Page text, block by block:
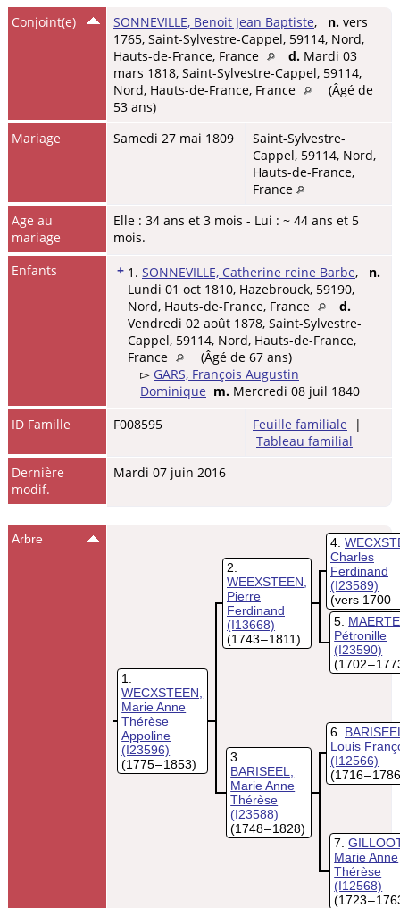
Conjoint(e) SONNEVILLE, Benoit Jean Baptiste, n. vers
1765, Saint-Sylvestre-Cappel, 59114, Nord,
Hauts-de-France, France
d. Mardi 03
mars 1818, Saint-Sylvestre-Cappel, 59114,
Nord, Hauts-de-France, France
(Âgé de
53 ans)
Mariage
Samedi 27 mai 1809
Saint-Sylvestre-
Cappel, 59114, Nord,
Hauts-de-France,
France
Age au
mariage
Elle : 34 ans et 3 mois - Lui : ~ 44 ans et 5
mois.
Enfants
+ 1. SONNEVILLE, Catherine reine Barbe, n.
Lundi 01 oct 1810, Hazebrouck, 59190,
Nord, Hauts-de-France, France
d.
Vendredi 02 août 1878, Saint-Sylvestre-
Cappel, 59114, Nord, Hauts-de-France,
France
(Âgé de 67 ans)
▻ GARS, François Augustin
Dominique m. Mercredi 08 juil 1840
ID Famille
F008595 Feuille familiale |
Tableau familial
Dernière
modif.
Mardi 07 juin 2016
Arbre
1
WECXSTEEN,
Marie Anne
Thérèse
Appoline
(I23596)
(1775 – 1853)
2
WEEXSTEEN,
Pierre
Ferdinand
(I13668)
(1743 – 1811)
4
Charles
Ferdinand
(I23589)
(vers 1700
5
Pétronille
(I23590)
(1702 –
3
BARISEEL,
Marie Anne
Thérèse
(I23588)
(1748 – 1828)
6
Louis
(I12566)
(1716 –
7
Marie Anne
Thérèse
(I12568)
(1723 –